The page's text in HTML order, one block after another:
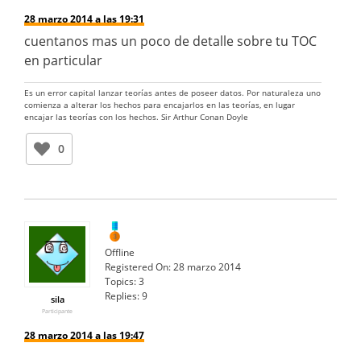
28 marzo 2014 a las 19:31
cuentanos mas un poco de detalle sobre tu TOC
en particular
Es un error capital lanzar teorías antes de poseer datos. Por naturaleza uno
comienza a alterar los hechos para encajarlos en las teorías, en lugar
encajar las teorías con los hechos. Sir Arthur Conan Doyle
0
sila
Participante
Offline
Registered On:28 marzo 2014
Topics:3
Replies:9
28 marzo 2014 a las 19:47